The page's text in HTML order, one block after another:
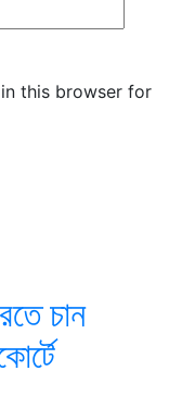
this browser for
চান